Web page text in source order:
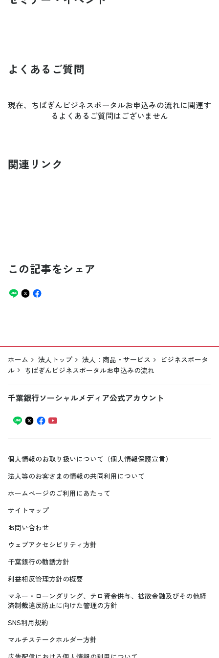
よくあるご質問
現在、ちばぎんビジネスポータルお申込みの流れに関連す
るよくあるご質問はございません
関連リンク
この記事をシェア
ホーム 法人トップ 法人：商品・サービス
ビジネスポータ
ル
ちばぎんビジネスポータルお申込みの流れ
千葉銀行ソーシャルメディア公式アカウント
個人情報のお取り扱いについて（個人情報保護宣言）
法人等のお客さまの情報の共同利用について
ホームページのご利用にあたって
サイトマップ
お問い合わせ
ウェブアクセシビリティ方針
千葉銀行の勧誘方針
利益相反管理方針の概要
マネー・ローンダリング、テロ資金供与、拡散金融及びその他経
済制裁違反防止に向けた管理の方針
SNS利用規約
マルチステークホルダー方針